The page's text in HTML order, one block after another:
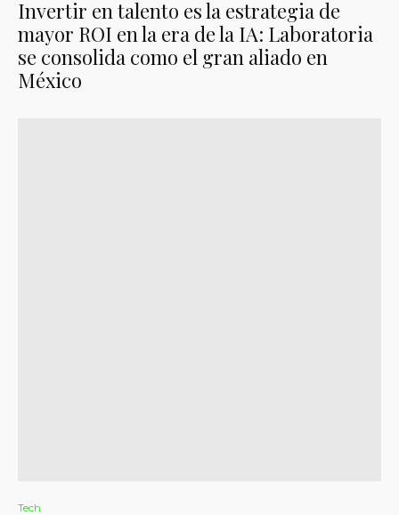
Invertir en talento es la estrategia de
mayor ROI en la era de la IA: Laboratoria
se consolida como el gran aliado en
México
Tech